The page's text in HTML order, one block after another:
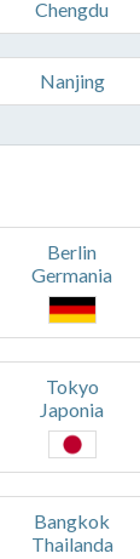
Chengdu
Nanjing
Berlin
Germania
Tokyo
Japonia
Bangkok
Thailanda